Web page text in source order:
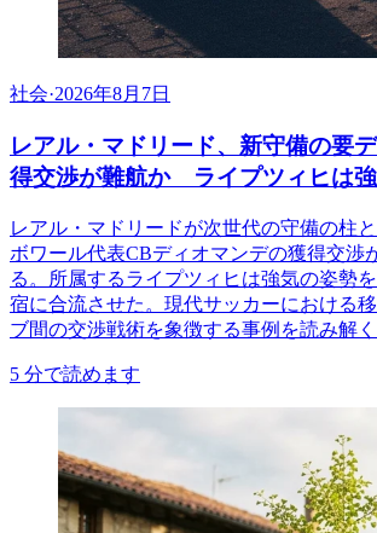
社会·2026年8月7日
レアル・マドリード、新守備の要
得交渉が難航か ライプツィヒは
レアル・マドリードが次世代の守備の柱
ボワール代表CBディオマンデの獲得交渉
る。所属するライプツィヒは強気の姿勢
宿に合流させた。現代サッカーにおける
ブ間の交渉戦術を象徴する事例を読み解く
5 分で読めます